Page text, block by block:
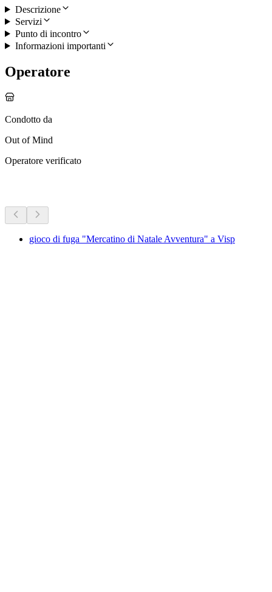
Descrizione
Servizi
Punto di incontro
Informazioni importanti
Operatore
Condotto da
Out of Mind
Operatore verificato
gioco di fuga "Mercatino di Natale Avventura" a Visp